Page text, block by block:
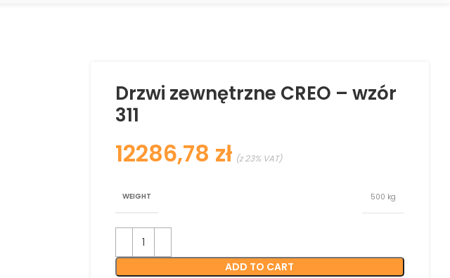
Drzwi zewnętrzne CREO – wzór
311
zł
WEIGHT 500 kg
ADD TO CART